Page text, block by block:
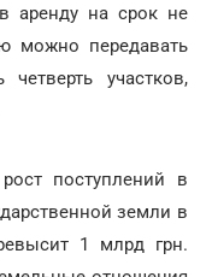
аренду на срок не
можно передавать
участков,
поступлений в
земли в
1 млрд грн.